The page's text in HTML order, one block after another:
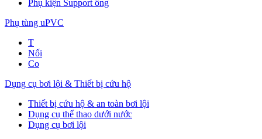
Phụ kiện Support ống
Phụ tùng uPVC
T
Nối
Co
Dụng cụ bơi lội & Thiết bị cứu hộ
Thiết bị cứu hộ & an toàn bơi lội
Dụng cụ thể thao dưới nước
Dụng cụ bơi lội